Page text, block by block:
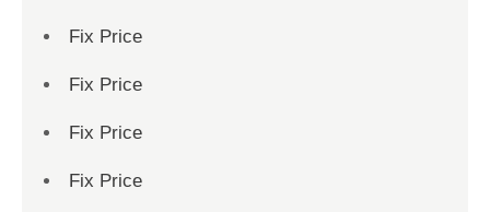
Fix Price
Fix Price
Fix Price
Fix Price